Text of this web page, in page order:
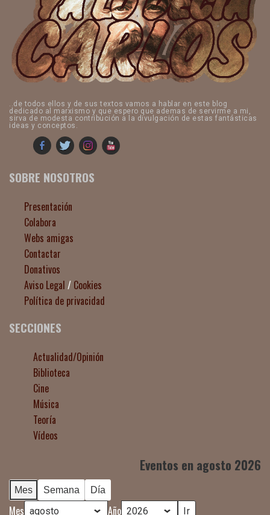
..de todos ellos y de sus textos vamos a hablar en este blog
dedicado al marxismo y que espero que ademas de servirme a mi,
sirva de modesta contribución a la divulgación de estas fantásticas
ideas y conceptos.
SOBRE NOSOTROS
Presentación
Colabora
Webs amigas
Contactar
Donativos
Aviso Legal / Cookies
Política de privacidad
SECCIONES
Actualidad/Opinión
Biblioteca
Cine
Música
Teoría
Vídeos
Eventos en agosto 2026
Mes Semana Día
Mes Año